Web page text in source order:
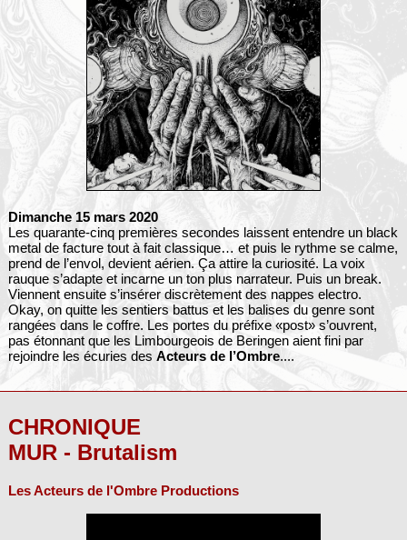
Dimanche 15 mars 2020
Les quarante-cinq premières secondes laissent entendre un black
metal de facture tout à fait classique… et puis le rythme se calme,
prend de l’envol, devient aérien. Ça attire la curiosité. La voix
rauque s’adapte et incarne un ton plus narrateur. Puis un break.
Viennent ensuite s’insérer discrètement des nappes electro.
Okay, on quitte les sentiers battus et les balises du genre sont
rangées dans le coffre. Les portes du préfixe «post» s’ouvrent,
pas étonnant que les Limbourgeois de Beringen aient fini par
rejoindre les écuries des Acteurs de l’Ombre....
CHRONIQUE
MUR - Brutalism
Les Acteurs de l'Ombre Productions